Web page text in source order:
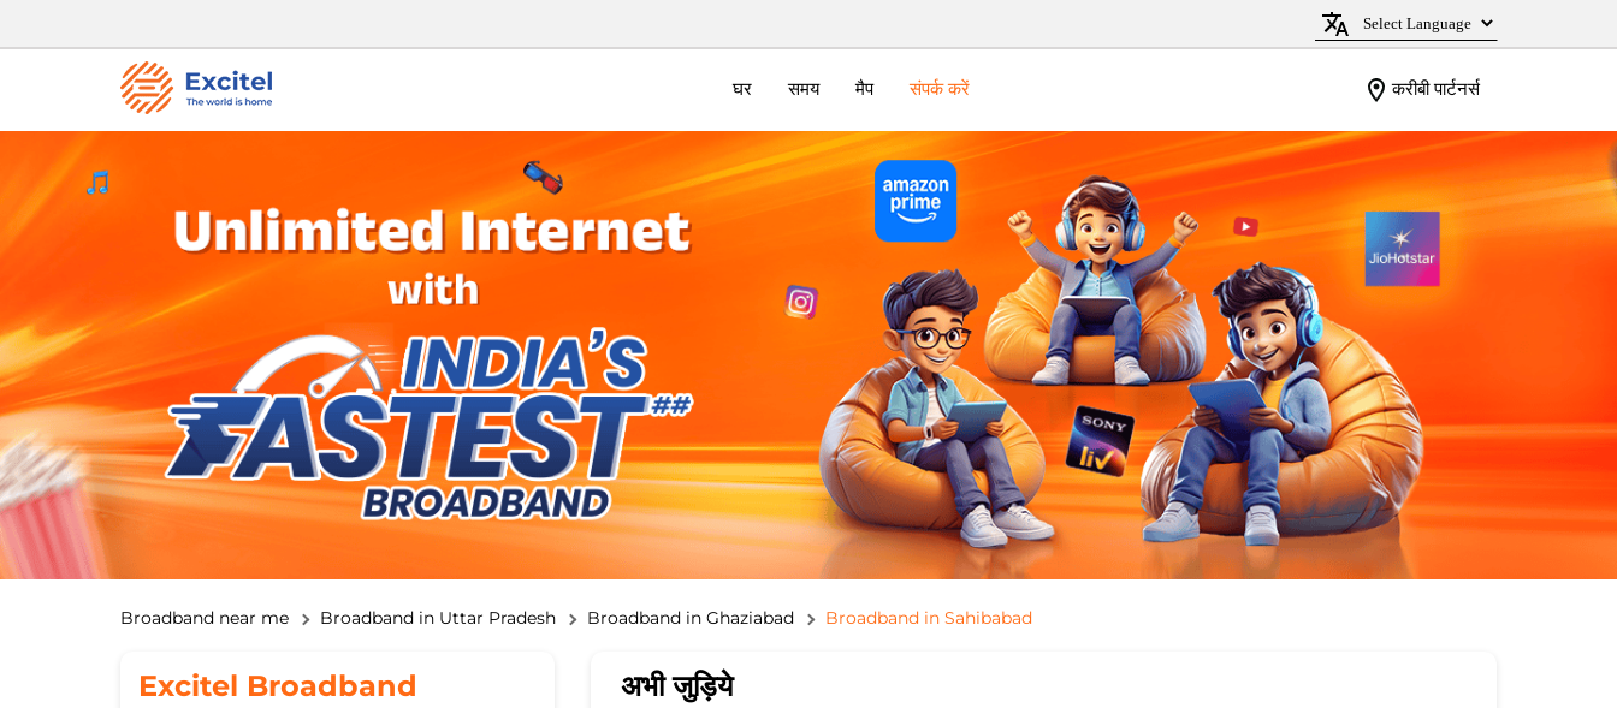
घर समय मैप संपर्क करें करीबी पार्टनर्स
Broadband near me Broadband in Uttar Pradesh Broadband in Ghaziabad Broadband in Sahibabad
Excitel Broadband अभी जुड़िये